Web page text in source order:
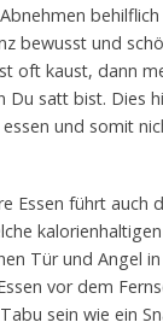
behilflich
bewusst und
oft kaust, dann
Du satt bist. Dies
und somit
Essen führt auch
Tür und Angel
vor dem
sein wie ein